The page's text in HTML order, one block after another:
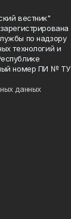
вестник"
по надзору
технологий и
номер ПИ № ТУ
данных